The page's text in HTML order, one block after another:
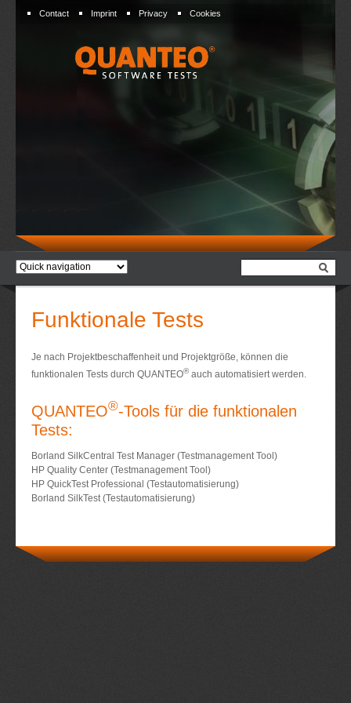
Skip
Contact Imprint Privacy Cookies
Target
Funktionale Tests
Je nach Projektbeschaffenheit und Projektgröße, können die
funktionalen Tests durch QUANTEO®auch automatisiert werden.
QUANTEO®-Tools für die funktionalen
Tests:
Borland SilkCentral Test Manager (Testmanagement Tool)
HP Quality Center (Testmanagement Tool)
HP QuickTest Professional (Testautomatisierung)
Borland SilkTest (Testautomatisierung)